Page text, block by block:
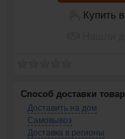
Купить
Способ доставки
Доставить на дом
Самовывоз
Доставка в регионы